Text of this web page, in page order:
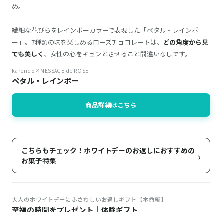
め。
繊細な花びらをレインボーカラーで表現した「ペタル・レインボ
ー」。7種類の味を楽しめるローズチョコレートは、 どの角度から見
ても美しく 、女性の心をキュンとさせること間違いなしです。
karendo×MESSAGE de ROSE
ペタル・レインボー
商品詳細はこちら
こちらもチェック！ホワイトデーのお返しにおすすめの
お菓子特集
›
大人のホワイトデーにふさわしいお返しギフト【本命編】
至福の時間をプレゼント｜体験ギフト